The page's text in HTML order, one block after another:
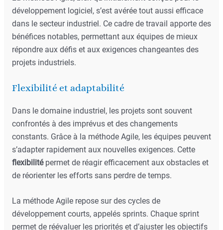
développement logiciel, s’est avérée tout aussi efficace
dans le secteur industriel. Ce cadre de travail apporte des
bénéfices notables, permettant aux équipes de mieux
répondre aux défis et aux exigences changeantes des
projets industriels.
Flexibilité et adaptabilité
Dans le domaine industriel, les projets sont souvent
confrontés à des imprévus et des changements
constants. Grâce à la méthode Agile, les équipes peuvent
s’adapter rapidement aux nouvelles exigences. Cette
flexibilitépermet de réagir efficacement aux obstacles et
de réorienter les efforts sans perdre de temps.
La méthode Agile repose sur des cycles de
développement courts, appelés sprints. Chaque sprint
permet de réévaluer les priorités et d’ajuster les objectifs